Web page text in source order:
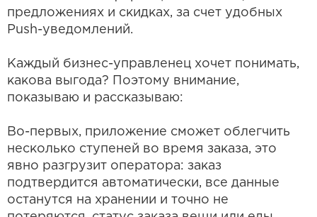
предложениях и скидках, за счет удобных
Push-уведомлений.
Каждый бизнес-управленец хочет понимать,
какова выгода? Поэтому внимание,
показываю и рассказываю:
Во-первых, приложение сможет облегчить
несколько ступеней во время заказа, это
явно разгрузит оператора: заказ
подтвердится автоматически, все данные
останутся на хранении и точно не